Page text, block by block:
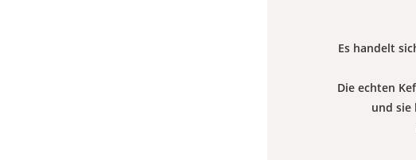
Es handelt
Die echten
und sie